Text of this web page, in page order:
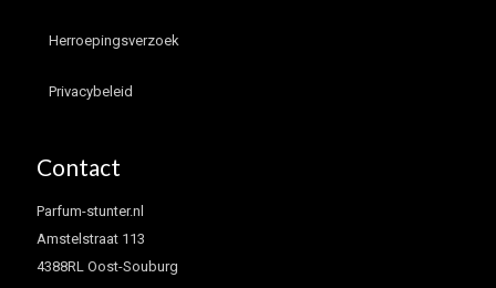
Herroepingsverzoek
Privacybeleid
Contact
Parfum-stunter.nl
Amstelstraat 113
4388RL Oost-Souburg